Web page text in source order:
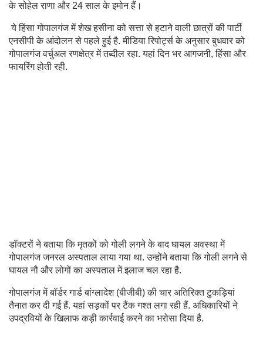
के सोहेल राणा और 24 साल के इमोन हैं।
ये हिंसा गोपालगंज में शेख हसीना को सत्ता से हटाने वाली छात्रों की पार्टी
एनसीपी के आंदोलन से पहले हुई है. मीडिया रिपोर्ट्स के अनुसार बुधवार को
गोपालगंज वर्चुअल रणक्षेत्र में तब्दील रहा. यहां दिन भर आगजनी, हिंसा और
फायरिंग होती रही.
डॉक्टरों ने बताया कि मृतकों को गोली लगने के बाद घायल अवस्था में
गोपालगंज जनरल अस्पताल लाया गया था. उन्होंने बताया कि गोली लगने से
घायल नौ और लोगों का अस्पताल में इलाज चल रहा है.
गोपालगंज में बॉर्डर गार्ड बांग्लादेश (बीजीबी) की चार अतिरिक्त टुकड़ियां
तैनात कर दी गई हैं. यहां सड़कों पर टैंक गश्त लगा रही हैं. अधिकारियों ने
उपद्रवियों के खिलाफ कड़ी कार्रवाई करने का भरोसा दिया है.